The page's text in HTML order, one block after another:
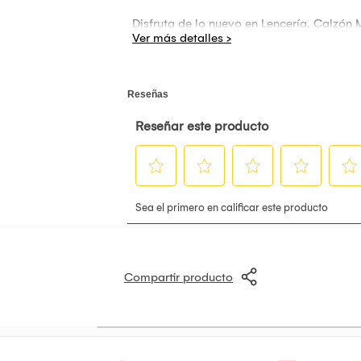
Disfruta de lo nuevo en Lencería, Calzón
Compartir producto